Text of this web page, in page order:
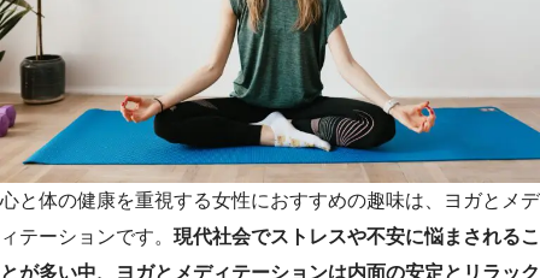
心と体の健康を重視する女性におすすめの趣味は、ヨガとメデ
ィテーションです。 現代社会でストレスや不安に悩まされるこ
とが多い中、ヨガとメディテーションは内面の安定とリラック